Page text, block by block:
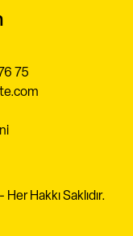
75
Hakkı Saklıdır.